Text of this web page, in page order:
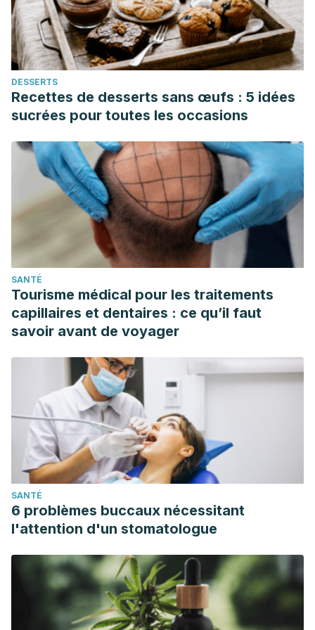
(2022). Does Ashwagandha supplementation have a
beneficial effect on the management of anxiety and stress?
A systematic review and meta-analysis of randomized
controlled trials.Phytotherapy research : PTR,36
(11), 4115–
4124. https://pubmed.ncbi.nlm.nih.gov/36017529/
withania somnifera
diseases.Frontiers in pharmacology,14, 1084757.
https://www.ncbi.nlm.nih.gov/pmc/articles/PMC9992553/
Andallu, B., & Radhika, B. (2000). Hypoglycemic, diuretic
and hypocholesterolemic effect of winter cherry (Withania
somnifera, Dunal) root. Indian journal of experimental
biology
(6), 607–609.
https://pubmed.ncbi.nlm.nih.gov/11116534/
Ashwagandha
de 2023.
https://medlineplus.gov/spanish/druginfo/natural/953.html
Bonilla, D. A., Moreno, Y., Gho, C., Petro, J. L., Odriozola-
Martínez, A., & Kreider, R. B. (2021). Effects of
Ashwagandha (Withania somnifera
) on Physical
Performance: Systematic Review and Bayesian Meta-
Analysis.Journal of functional morphology and
kinesiology ,6(1), 20.
https://www.ncbi.nlm.nih.gov/pmc/articles/PMC8006238/
Candelario, M., Cuellar, E., Reyes-Ruiz, J. M., Darabedian,
N., Feimeng, Z., Miledi, R., Russo-Neustadt, A., & Limon, A.
somnifera on mammalian ionotropic GABAA and GABAρ
receptors. Journal of ethnopharmacology ,171, 264–272.
https://pubmed.ncbi.nlm.nih.gov/26068424/
Chandrasekhar, K., Kapoor, J., & Anishetty, S. (2012). A
prospective, randomized double-blind, placebo-controlled
DESSERTS
Recettes de desserts sans œufs : 5 idées
sucrées pour toutes les occasions
SANTÉ
Tourisme médical pour les traitements
capillaires et dentaires : ce qu’il faut
savoir avant de voyager
SANTÉ
6 problèmes buccaux nécessitant
l'attention d'un stomatologue